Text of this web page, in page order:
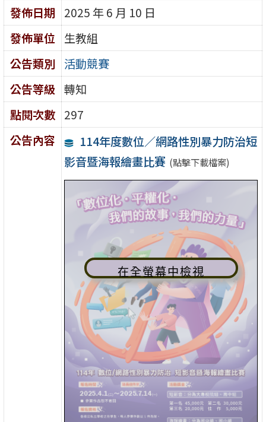
發佈日期
2025 年 6 月 10 日
發佈單位 生教組
公告類別
活動競賽
公告等級 轉知
點閱次數 297
公告內容
114年度數位／網路性別暴力防治短
影音暨海報繪畫比賽 (點擊下載檔案)
在全螢幕中檢視